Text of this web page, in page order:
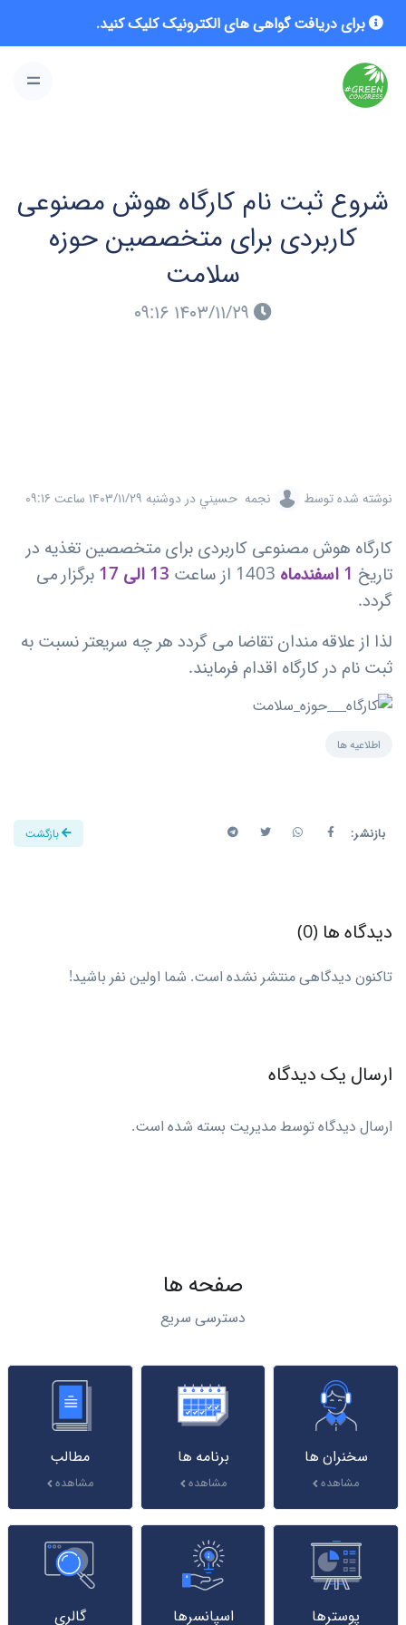
برای دریافت گواهی های الکترونیک کلیک کنید.
شروع ثبت نام کارگاه هوش مصنوعی
کاربردی برای متخصصین حوزه
سلامت
نوشته شده توسط نجمه حسيني در دوشنبه ۱۴۰۳/۱۱/۲۹ ساعت ۰۹:۱۶
کارگاه هوش مصنوعی کاربردی برای متخصصین تغذیه در
تاریخ 1 اسفندماه 1403 از ساعت 13 الی 17
برگزار می
گردد.
لذا از علاقه مندان تقاضا می گردد هر چه سریعتر نسبت به
ثبت نام در کارگاه اقدام فرمایند.
اطلاعیه ها
بازنشر: بازگشت
دیدگاه ها (0)
تاکنون دیدگاهی منتشر نشده است. شما اولین نفر باشید!
ارسال یک دیدگاه
ارسال دیدگاه توسط مدیریت بسته شده است.
صفحه ها
دسترسی سریع
سخنران ها
مشاهده
برنامه ها
مشاهده
مطالب
مشاهده
پوسترها اسپانسرها گالری